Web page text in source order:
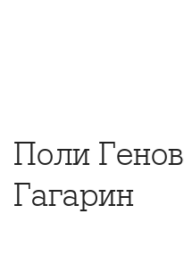
Поли
Гагарин